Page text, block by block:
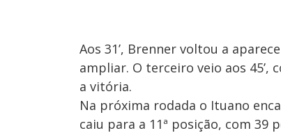
Aos 31’, Brenner voltou a
ampliar. O terceiro veio aos
a vitória.
Na próxima rodada o Ituano
caiu para a 11ª posição, com 39